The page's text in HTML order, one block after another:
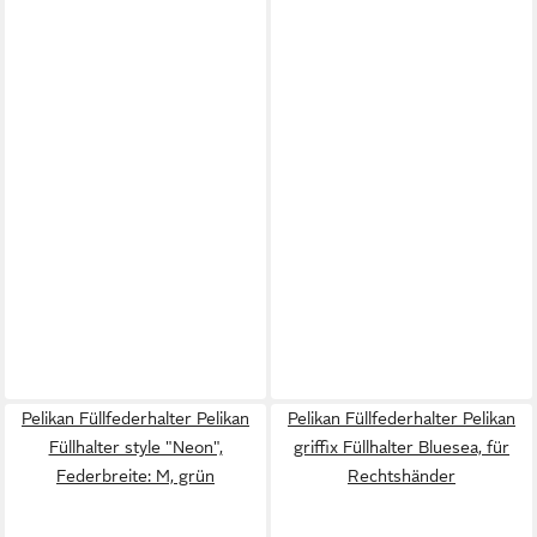
Pelikan Füllfederhalter Pelikan
Füllhalter style "Neon",
Federbreite: M, grün
Pelikan Füllfederhalter Pelikan
griffix Füllhalter Bluesea, für
Rechtshänder